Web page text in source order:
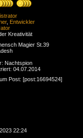
, Entwickler
Kreativität
Magier St.39
Nachtspion
04.07.2014
Post: [post:16694524]
22:24